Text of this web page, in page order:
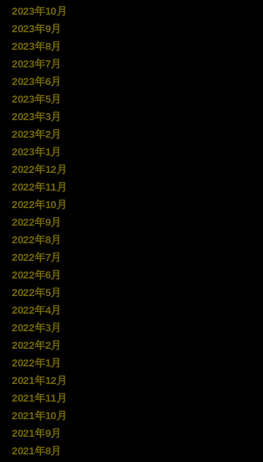
2023年10月
2023年9月
2023年8月
2023年7月
2023年6月
2023年5月
2023年3月
2023年2月
2023年1月
2022年12月
2022年11月
2022年10月
2022年9月
2022年8月
2022年7月
2022年6月
2022年5月
2022年4月
2022年3月
2022年2月
2022年1月
2021年12月
2021年11月
2021年10月
2021年9月
2021年8月